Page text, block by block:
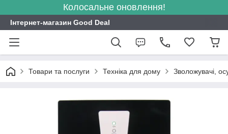
Колосальне оновлення!
Інтернет-магазин Good Deal
Товари та послуги Техніка для дому Зволожувачі,